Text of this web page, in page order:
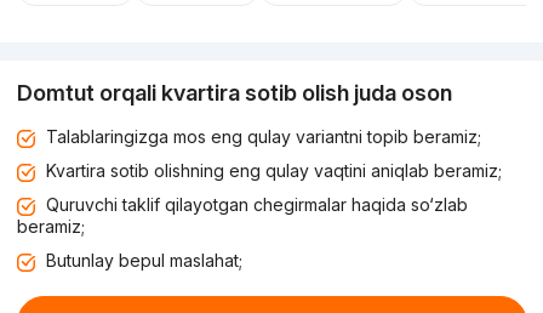
Domtut orqali kvartira sotib olish juda oson
Talablaringizga mos eng qulay variantni topib beramiz;
Kvartira sotib olishning eng qulay vaqtini aniqlab beramiz;
Quruvchi taklif qilayotgan chegirmalar haqida so‘zlab
beramiz;
Butunlay bepul maslahat;